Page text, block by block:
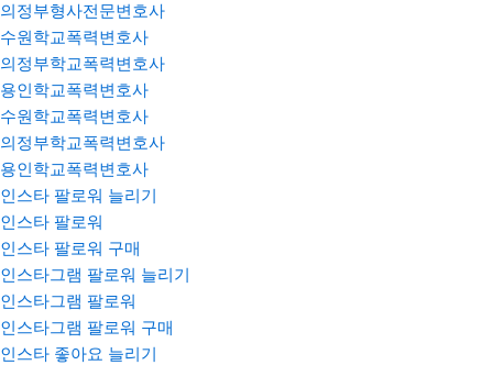
의정부형사전문변호사
수원학교폭력변호사
의정부학교폭력변호사
용인학교폭력변호사
수원학교폭력변호사
의정부학교폭력변호사
용인학교폭력변호사
인스타 팔로워 늘리기
인스타 팔로워
인스타 팔로워 구매
인스타그램 팔로워 늘리기
인스타그램 팔로워
인스타그램 팔로워 구매
인스타 좋아요 늘리기